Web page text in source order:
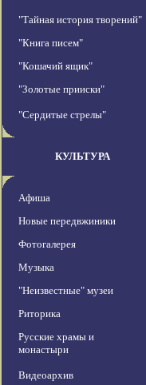
"Тайная история творений"
"Книга писем"
"Кошачий ящик"
"Золотые прииски"
"Сердитые стрелы"
КУЛЬТУРА
Афиша
Новые передвжиники
Фотогалерея
Музыка
"Неизвестные" музеи
Риторика
Русские храмы и
монастыри
Видеоархив